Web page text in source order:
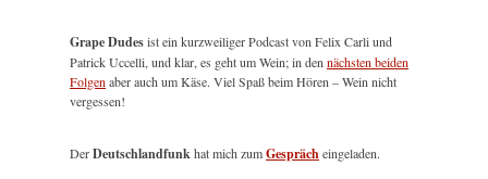
Grape Dudesist ein kurzweiliger Podcast von Felix Carli und
Patrick Uccelli, und klar, es geht um Wein; in dennächsten beiden
Folgenaber auch um Käse. Viel Spaß beim Hören – Wein nicht
vergessen!
DerDeutschlandfunkhat mich zumGesprächeingeladen.